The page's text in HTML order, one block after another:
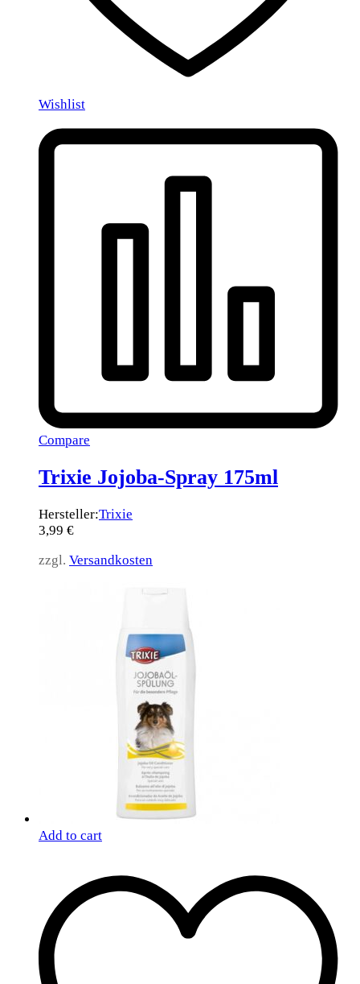
Wishlist
Compare
Trixie Jojoba-Spray 175ml
Hersteller:Trixie
3,99 €
zzgl. Versandkosten
Add to cart